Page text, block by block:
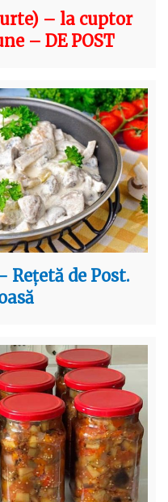
– la cuptor
– DE POST
Rețetă de Post.